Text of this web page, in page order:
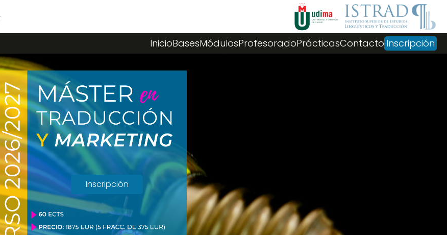
InicioBasesMódulosProfesoradoPrácticasContacto Inscripción
Inscripción